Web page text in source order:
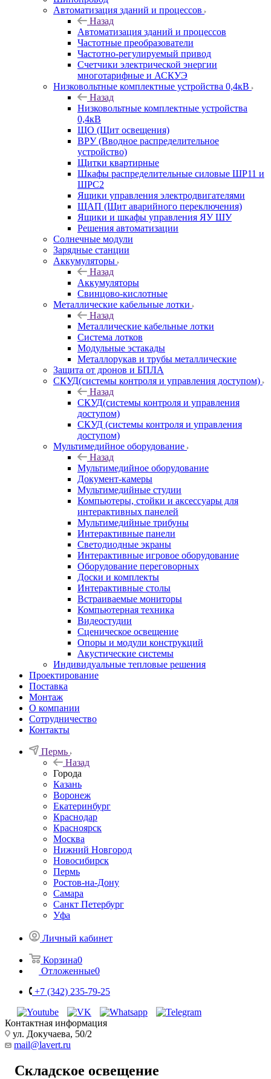
Автоматизация зданий и процессов
Назад
Автоматизация зданий и процессов
Частотные преобразователи
Частотно-регулируемый привод
Счетчики электрической энергии
многотарифные и АСКУЭ
Низковольтные комплектные устройства 0,4кВ
Назад
Низковольтные комплектные устройства
0,4кВ
ЩО (Щит освещения)
ВРУ (Вводное распределительное
устройство)
Щитки квартирные
Шкафы распределительные силовые ШР11 и
ШРС2
Ящики управления электродвигателями
ЩАП (Щит аварийного переключения)
Ящики и шкафы управления ЯУ ШУ
Решения автоматизации
Солнечные модули
Зарядные станции
Аккумуляторы
Назад
Аккумуляторы
Свинцово-кислотные
Металлические кабельные лотки
Назад
Металлические кабельные лотки
Система лотков
Модульные эстакады
Металлорукав и трубы металлические
Защита от дронов и БПЛА
СКУД(системы контроля и управления доступом)
Назад
СКУД(системы контроля и управления
доступом)
СКУД (системы контроля и управления
доступом)
Мультимедийное оборудование
Назад
Мультимедийное оборудование
Документ-камеры
Мультимедийные студии
Компьютеры, стойки и аксессуары для
интерактивных панелей
Мультимедийные трибуны
Интерактивные панели
Светодиодные экраны
Интерактивные игровое оборудование
Оборудование переговорных
Доски и комплекты
Интерактивные столы
Встраиваемые мониторы
Компьютерная техника
Видеостудии
Cценическое освещение
Опоры и модули конструкций
Акустические системы
Индивидуальные тепловые решения
Проектирование
Поставка
Монтаж
О компании
Сотрудничество
Контакты
Пермь
Назад
Города
Казань
Воронеж
Екатеринбург
Краснодар
Красноярск
Москва
Нижний Новгород
Новосибирск
Пермь
Ростов-на-Дону
Самара
Санкт Петербург
Уфа
Личный кабинет
Корзина0
Отложенные0
+7 (342) 235-79-25
Контактная информация
ул. Докучаева, 50/2
mail@lavert.ru
Складское освещение